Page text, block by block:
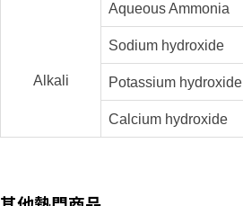
Alkali
Aqueous Ammonia
Sodium hydroxide
Potassium hydroxide
Calcium hydroxide